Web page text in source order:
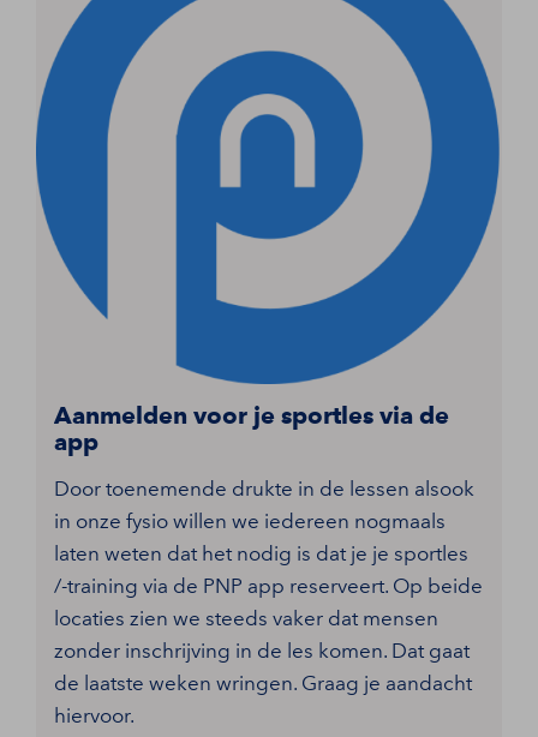
Aanmelden voor je sportles via de
app
Door toenemende drukte in de lessen alsook
in onze fysio willen we iedereen nogmaals
laten weten dat het nodig is dat je je sportles
/-training via de PNP app reserveert. Op beide
locaties zien we steeds vaker dat mensen
zonder inschrijving in de les komen. Dat gaat
de laatste weken wringen. Graag je aandacht
hiervoor.